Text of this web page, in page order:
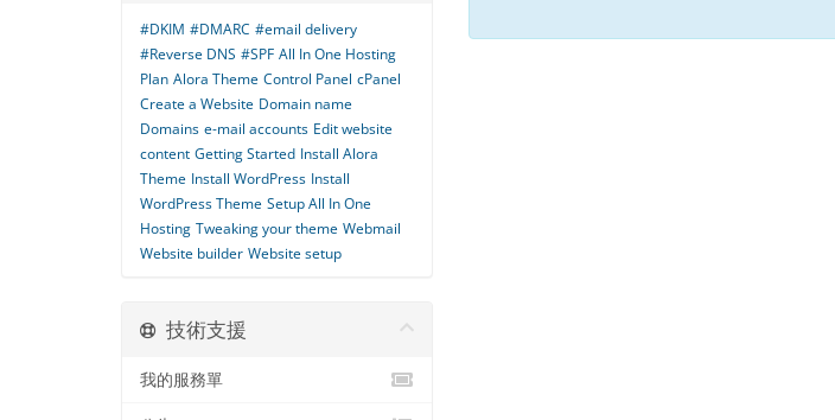
#DKIM #DMARC #email delivery
#Reverse DNS #SPF All In One Hosting
Plan Alora Theme Control Panel cPanel
Create a Website Domain name
Domains e-mail accounts Edit website
content Getting Started Install Alora
Theme Install WordPress Install
WordPress Theme Setup All In One
Hosting Tweaking your theme Webmail
Website builder Website setup
技術支援
我的服務單